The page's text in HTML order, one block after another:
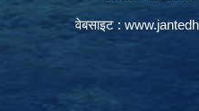
वेबसाइट :